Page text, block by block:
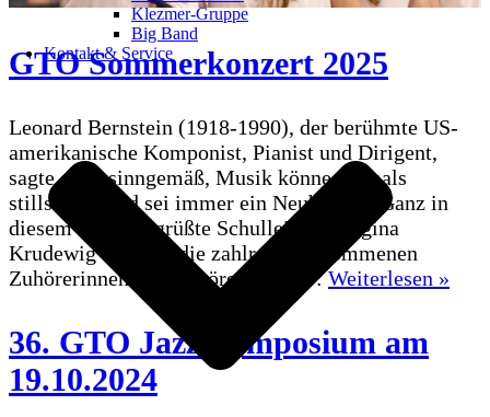
Klezmer-Gruppe
Big Band
Kontakt & Service
GTO Sommerkonzert 2025
Leonard Bernstein (1918-1990), der berühmte US-
amerikanische Komponist, Pianist und Dirigent,
sagte einst sinngemäß, Musik könne niemals
stillstehen und sei immer ein Neubeginn. Ganz in
diesem Sinne begrüßte Schulleiterin Regina
Krudewig – Bartel die zahlreich gekommenen
Zuhörerinnen und Zuhörer in der…Weiterlesen »
36. GTO Jazz-Symposium am
19.10.2024